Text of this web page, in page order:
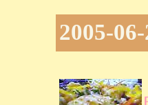
2005-